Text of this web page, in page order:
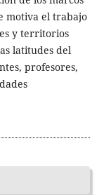
motiva el trabajo
y territorios
latitudes del
profesores,